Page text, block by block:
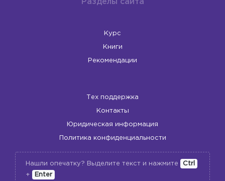
Разделы сайта
Курс
Книги
Рекомендации
Тех поддержка
Контакты
Юридическая информация
Политика конфиденциальности
Нашли опечатку? Выделите текст и нажмите
Ctrl
+
Enter